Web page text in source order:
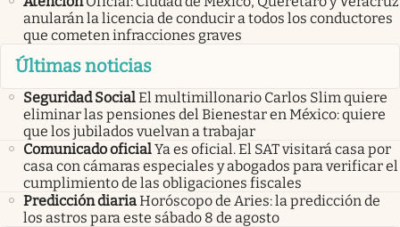
anularán la licencia de conducir a todos los conductores
que cometen infracciones graves
Últimas noticias
Seguridad SocialEl multimillonario Carlos Slim quiere
eliminar las pensiones del Bienestar en México: quiere
que los jubilados vuelvan a trabajar
Comunicado oficialYa es oficial. El SAT visitará casa por
casa con cámaras especiales y abogados para verificar el
cumplimiento de las obligaciones fiscales
Predicción diariaHoróscopo de Aries: la predicción de
los astros para este sábado 8 de agosto